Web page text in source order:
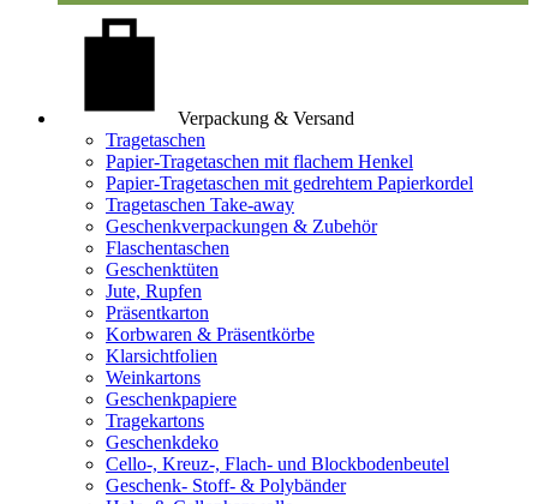
Verpackung & Versand
Tragetaschen
Papier-Tragetaschen mit flachem Henkel
Papier-Tragetaschen mit gedrehtem Papierkordel
Tragetaschen Take-away
Geschenkverpackungen & Zubehör
Flaschentaschen
Geschenktüten
Jute, Rupfen
Präsentkarton
Korbwaren & Präsentkörbe
Klarsichtfolien
Weinkartons
Geschenkpapiere
Tragekartons
Geschenkdeko
Cello-, Kreuz-, Flach- und Blockbodenbeutel
Geschenk- Stoff- & Polybänder